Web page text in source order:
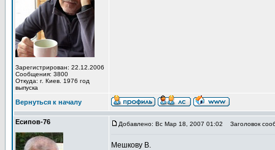
Зарегистрирован: 22.12.2006
Сообщения: 3800
Откуда: г. Киев. 1976 год
выпуска
Вернуться к началу
Есипов-76 Добавлено: Вс Мар 18, 2007 01:02 Заголовок
Мешкову В.